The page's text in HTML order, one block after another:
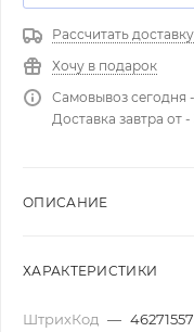
Рассчитать доставку
Хочу в подарок
Самовывоз сегодня
Доставка завтра от
ОПИСАНИЕ
ХАРАКТЕРИСТИКИ
ШтрихКод —